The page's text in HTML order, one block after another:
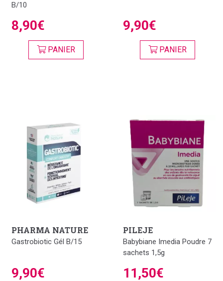
B/10
8,90€
PANIER
9,90€
PANIER
PHARMA NATURE
Gastrobiotic Gél B/15
9,90€
PILEJE
Babybiane Imedia Poudre 7
sachets 1,5g
11,50€